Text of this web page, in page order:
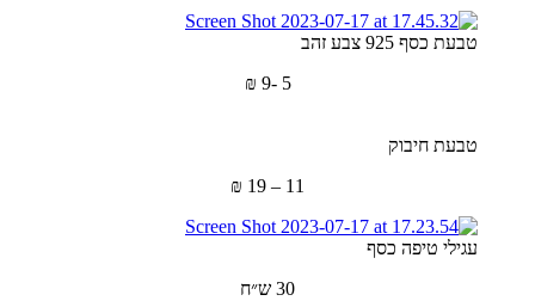
טבעת כסף 925 צבע זהב
5 -9 ₪
טבעת חיבוק
11 – 19 ₪
עגילי טיפה כסף
30 ש״ח